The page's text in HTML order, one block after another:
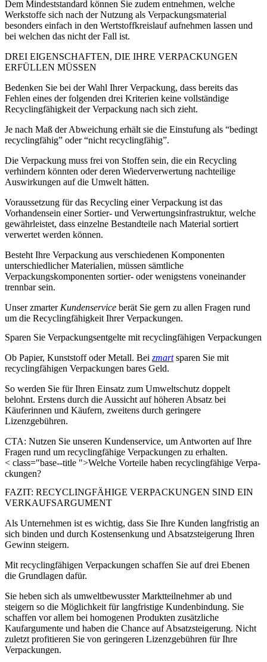
Dem Mindeststandard können Sie zudem entnehmen, welche
Werkstoffe sich nach der Nutzung als Verpackungsmaterial
besonders einfach in den Wertstoffkreislauf aufnehmen lassen und
bei welchen das nicht der Fall ist.
DREI EIGENSCHAFTEN, DIE IHRE VERPACKUNGEN
ERFÜLLEN MÜSSEN
Bedenken Sie bei der Wahl Ihrer Verpackung, dass bereits das
Fehlen eines der folgenden drei Kriterien keine vollständige
Recyclingfähigkeit der Verpackung nach sich zieht.
Je nach Maß der Abweichung erhält sie die Einstufung als “bedingt
recyclingfähig” oder “nicht recyclingfähig”.
Die Verpackung muss frei von Stoffen sein, die ein Recycling
verhindern könnten oder deren Wiederverwertung nachteilige
Auswirkungen auf die Umwelt hätten.
Voraussetzung für das Recycling einer Verpackung ist das
Vorhandensein einer Sortier- und Verwertungsinfrastruktur, welche
gewährleistet, dass einzelne Bestandteile nach Material sortiert
verwertet werden können.
Besteht Ihre Verpackung aus verschiedenen Komponenten
unterschiedlicher Materialien, müssen sämtliche
Verpackungskomponenten sortier- oder wenigstens voneinander
trennbar sein.
Unser zmarter Kundenservice berät Sie gern zu allen Fragen rund
um die Recyclingfähigkeit Ihrer Verpackungen.
Sparen Sie Ver­pa­ckungs­ent­gel­te mit re­cyc­ling­fä­hi­gen Ver­pa­ckung­en
Ob Papier, Kunststoff oder Metall. Bei zmartsparen Sie mit
recyclingfähigen Verpackungen bares Geld.
So werden Sie für Ihren Einsatz zum Umweltschutz doppelt
belohnt. Erstens durch die Aussicht auf höheren Absatz bei
Käuferinnen und Käufern, zweitens durch geringere
Lizenzgebühren.
CTA: Nutzen Sie unseren Kundenservice, um Antworten auf Ihre
Fragen rund um recyclingfähige Verpackungen zu erhalten.
< class="base--title ">Welche Vorteile haben re­cyc­ling­fä­hi­ge Ver­pa­
ckung­en?
FAZIT: RE­CYC­LING­FÄ­HI­GE VER­PA­CKUNG­EN SIND EIN
VER­KAUFS­AR­GU­MENT
Als Unternehmen ist es wichtig, dass Sie Ihre Kunden langfristig an
sich binden und durch Kostensenkung und Absatzsteigerung Ihren
Gewinn steigern.
Mit recyclingfähigen Verpackungen schaffen Sie auf drei Ebenen
die Grundlagen dafür.
Sie heben sich als umweltbewusster Marktteilnehmer ab und
steigern so die Möglichkeit für langfristige Kundenbindung. Sie
schaffen vor allem bei homogenen Produkten zusätzliche
Kaufargumente und haben die Chance auf Absatzsteigerung. Nicht
zuletzt profitieren Sie von geringeren Lizenzgebühren für Ihre
Verpackungen.